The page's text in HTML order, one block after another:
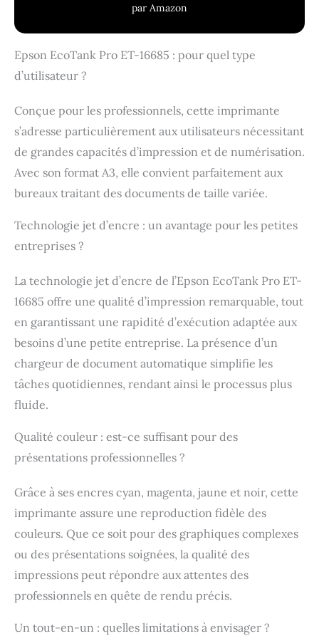
par Amazon
Epson EcoTank Pro ET-16685 : pour quel type
d’utilisateur ?
Conçue pour les professionnels, cette imprimante
s’adresse particulièrement aux utilisateurs nécessitant
de grandes capacités d’impression et de numérisation.
Avec son format A3, elle convient parfaitement aux
bureaux traitant des documents de taille variée.
Technologie jet d’encre : un avantage pour les petites
entreprises ?
La technologie jet d’encre de l’Epson EcoTank Pro ET-
16685 offre une qualité d’impression remarquable, tout
en garantissant une rapidité d’exécution adaptée aux
besoins d’une petite entreprise. La présence d’un
chargeur de document automatique simplifie les
tâches quotidiennes, rendant ainsi le processus plus
fluide.
Qualité couleur : est-ce suffisant pour des
présentations professionnelles ?
Grâce à ses encres cyan, magenta, jaune et noir, cette
imprimante assure une reproduction fidèle des
couleurs. Que ce soit pour des graphiques complexes
ou des présentations soignées, la qualité des
impressions peut répondre aux attentes des
professionnels en quête de rendu précis.
Un tout-en-un : quelles limitations à envisager ?